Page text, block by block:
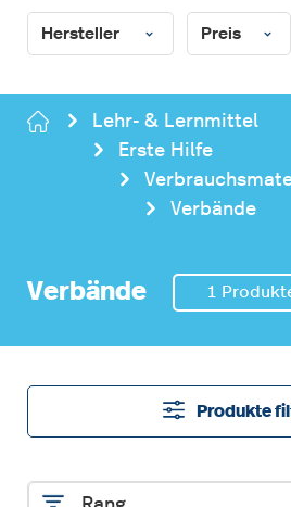
Hersteller Preis
Lehr- & Lernmittel
Erste Hilfe
Verbände
Verbände 1
Produkte